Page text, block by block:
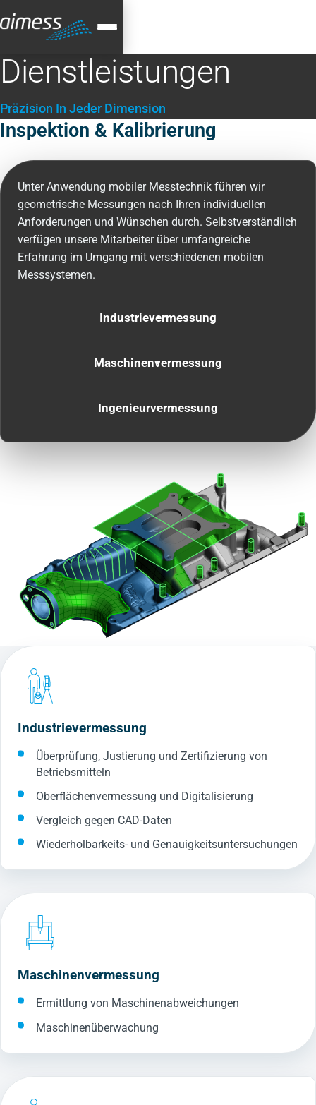
Dienstleistungen
Präzision In Jeder Dimension
Inspektion & Kalibrierung
Unter Anwendung mobiler Messtechnik führen wir
geometrische Messungen nach Ihren individuellen
Anforderungen und Wünschen durch. Selbstverständlich
verfügen unsere Mitarbeiter über umfangreiche
Erfahrung im Umgang mit verschiedenen mobilen
Messsystemen.
Industrievermessung
Maschinenvermessung
Ingenieurvermessung
Industrievermessung
Überprüfung, Justierung und Zertifizierung von
Betriebsmitteln
Oberflächenvermessung und Digitalisierung
Vergleich gegen CAD-Daten
Wiederholbarkeits- und Genauigkeitsuntersuchungen
Maschinenvermessung
Ermittlung von Maschinenabweichungen
Maschinenüberwachung